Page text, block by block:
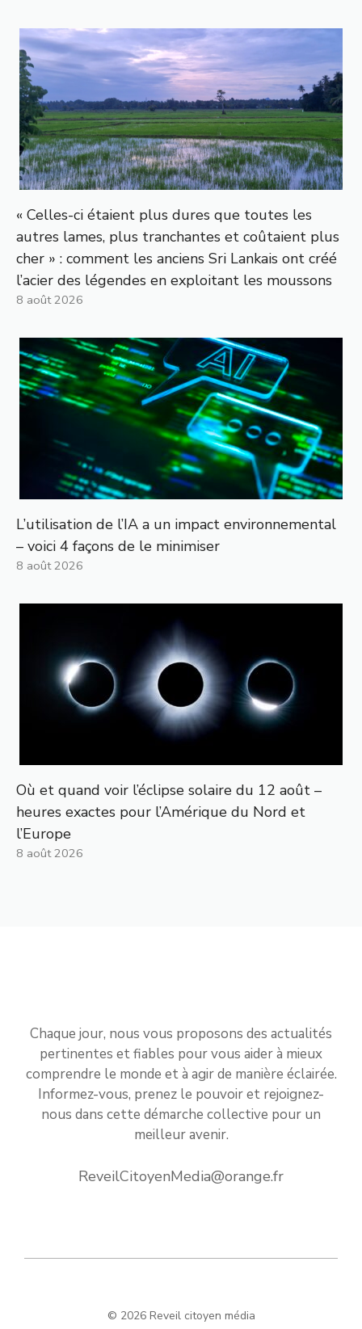
« Celles-ci étaient plus dures que toutes les
autres lames, plus tranchantes et coûtaient plus
cher » : comment les anciens Sri Lankais ont créé
l’acier des légendes en exploitant les moussons
8 août 2026
L’utilisation de l’IA a un impact environnemental
– voici 4 façons de le minimiser
8 août 2026
Où et quand voir l’éclipse solaire du 12 août –
heures exactes pour l’Amérique du Nord et
l’Europe
8 août 2026
Chaque jour, nous vous proposons des actualités
pertinentes et fiables pour vous aider à mieux
comprendre le monde et à agir de manière éclairée.
Informez-vous, prenez le pouvoir et rejoignez-
nous dans cette démarche collective pour un
meilleur avenir.
ReveilCitoyenMedia@orange.fr
© 2026 Reveil citoyen média